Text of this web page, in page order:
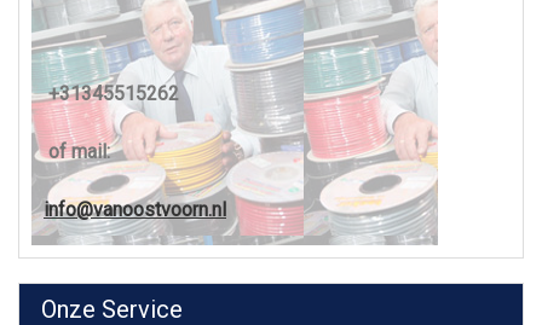
+31345515262
of mail:
info@vanoostvoorn.nl
Onze Service